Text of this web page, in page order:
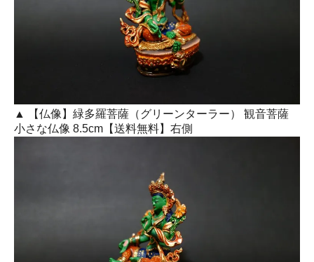
▲ 【仏像】緑多羅菩薩（グリーンターラー） 観音菩薩
小さな仏像 8.5cm【送料無料】右側